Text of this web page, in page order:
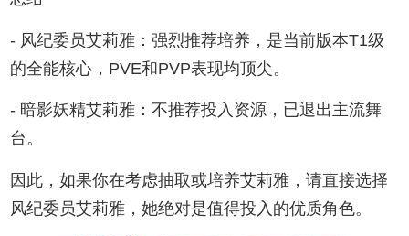
- 风纪委员艾莉雅：强烈推荐培养，是当前版本T1级
的全能核心，PVE和PVP表现均顶尖。
- 暗影妖精艾莉雅：不推荐投入资源，已退出主流舞
台。
因此，如果你在考虑抽取或培养艾莉雅，请直接选择
风纪委员艾莉雅，她绝对是值得投入的优质角色。